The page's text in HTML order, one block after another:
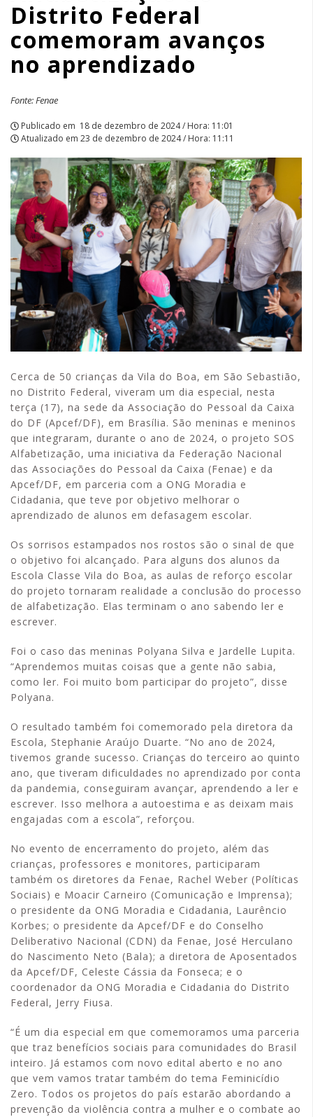
aprendizado
|
APCEF/SP
Distrito Federal
comemoram avanços
no aprendizado
Fonte: Fenae
Publicado em 18 de dezembro de 2024 / Hora: 11:01
Atualizado em 23 de dezembro de 2024 / Hora: 11:11
Cerca de 50 crianças da Vila do Boa, em São Sebastião,
no Distrito Federal, viveram um dia especial, nesta
terça (17), na sede da Associação do Pessoal da Caixa
do DF (Apcef/DF), em Brasília. São meninas e meninos
que integraram, durante o ano de 2024, o projeto SOS
Alfabetização, uma iniciativa da Federação Nacional
das Associações do Pessoal da Caixa (Fenae) e da
Apcef/DF, em parceria com a ONG Moradia e
Cidadania, que teve por objetivo melhorar o
aprendizado de alunos em defasagem escolar.
Os sorrisos estampados nos rostos são o sinal de que
o objetivo foi alcançado. Para alguns dos alunos da
Escola Classe Vila do Boa, as aulas de reforço escolar
do projeto tornaram realidade a conclusão do processo
de alfabetização. Elas terminam o ano sabendo ler e
escrever.
Foi o caso das meninas Polyana Silva e Jardelle Lupita.
“Aprendemos muitas coisas que a gente não sabia,
como ler. Foi muito bom participar do projeto”, disse
Polyana.
O resultado também foi comemorado pela diretora da
Escola, Stephanie Araújo Duarte. “No ano de 2024,
tivemos grande sucesso. Crianças do terceiro ao quinto
ano, que tiveram dificuldades no aprendizado por conta
da pandemia, conseguiram avançar, aprendendo a ler e
escrever. Isso melhora a autoestima e as deixam mais
engajadas com a escola”, reforçou.
No evento de encerramento do projeto, além das
crianças, professores e monitores, participaram
também os diretores da Fenae, Rachel Weber (Políticas
Sociais) e Moacir Carneiro (Comunicação e Imprensa);
o presidente da ONG Moradia e Cidadania, Laurêncio
Korbes; o presidente da Apcef/DF e do Conselho
Deliberativo Nacional (CDN) da Fenae, José Herculano
do Nascimento Neto (Bala); a diretora de Aposentados
da Apcef/DF, Celeste Cássia da Fonseca; e o
coordenador da ONG Moradia e Cidadania do Distrito
Federal, Jerry Fiusa.
“É um dia especial em que comemoramos uma parceria
que traz benefícios sociais para comunidades do Brasil
inteiro. Já estamos com novo edital aberto e no ano
que vem vamos tratar também do tema Feminicídio
Zero. Todos os projetos do país estarão abordando a
prevenção da violência contra a mulher e o combate ao